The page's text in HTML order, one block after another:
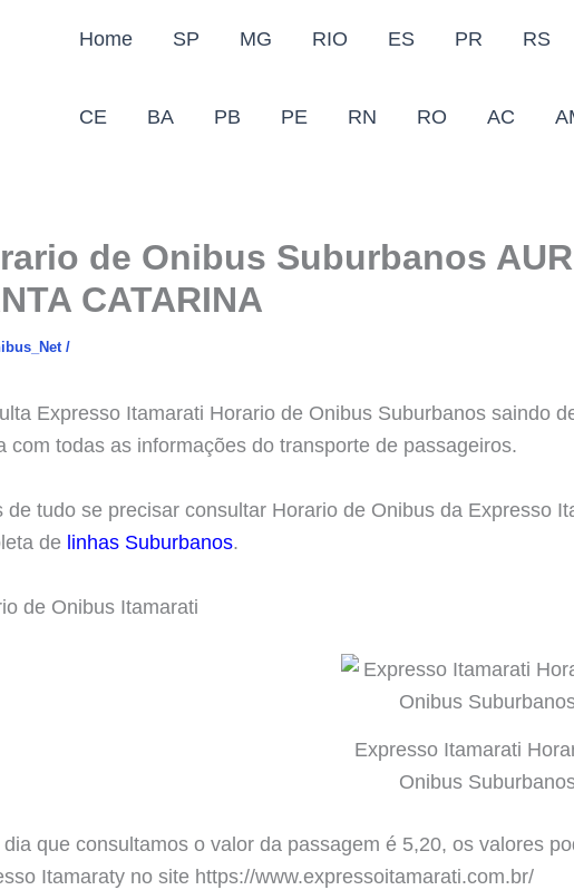
Home SP MG RIO ES PR RS
CE BA PB PE RN RO AC
de Onibus Suburbanos
CATARINA
/
Expresso Itamarati Horario de Onibus Suburbanos saindo
com todas as informações do transporte de passageiros.
de tudo se precisar consultar Horario de Onibus da Expresso
de linhas Suburbanos.
de Onibus Itamarati
Expresso Itamarati
Onibus
que consultamos o valor da passagem é 5,20, os valores
Itamaraty no site https://www.expressoitamarati.com.br/